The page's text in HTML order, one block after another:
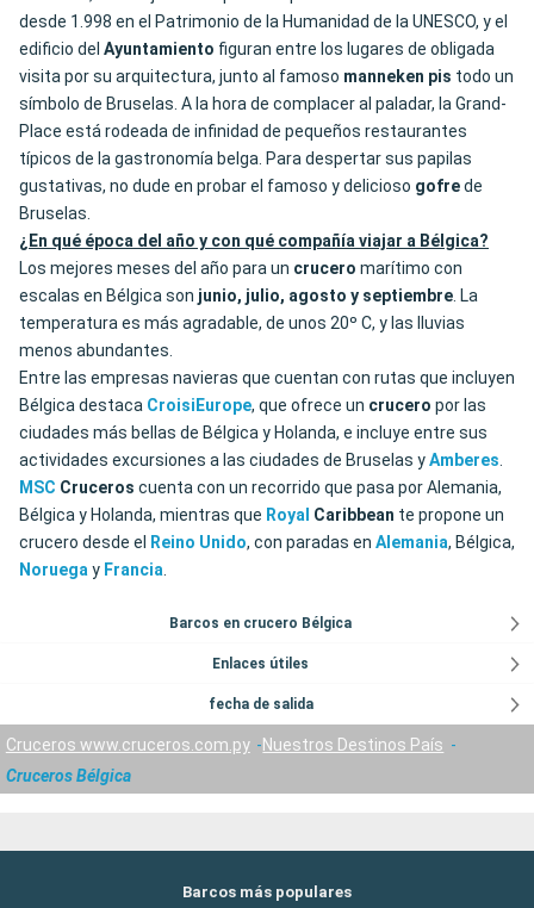
desde 1.998 en el Patrimonio de la Humanidad de la UNESCO, y el
edificio del Ayuntamiento figuran entre los lugares de obligada
visita por su arquitectura, junto al famoso manneken pis todo un
símbolo de Bruselas. A la hora de complacer al paladar, la Grand-
Place está rodeada de infinidad de pequeños restaurantes
típicos de la gastronomía belga. Para despertar sus papilas
gustativas, no dude en probar el famoso y delicioso gofrede
Bruselas.
¿En qué época del año y con qué compañía viajar a Bélgica?
Los mejores meses del año para un crucero marítimo con
escalas en Bélgica son junio, julio, agosto y septiembre. La
temperatura es más agradable, de unos 20º C, y las lluvias
menos abundantes.
Entre las empresas navieras que cuentan con rutas que incluyen
Bélgica destaca CroisiEurope, que ofrece un crucero por las
ciudades más bellas de Bélgica y Holanda, e incluye entre sus
actividades excursiones a las ciudades de Bruselas yAmberes.
MSC Cruceros cuenta con un recorrido que pasa por Alemania,
Bélgica y Holanda, mientras que Royal Caribbean te propone un
crucero desde el
Reino Unido, con paradas en Alemania, Bélgica,
Noruegay Francia.
Barcos en crucero Bélgica
Enlaces útiles
fecha de salida
Cruceros www.cruceros.com.py
Nuestros Destinos País
Cruceros Bélgica
Barcos más populares